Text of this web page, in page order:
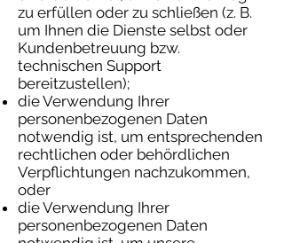
zu erfüllen oder zu schließen (z. B.
um Ihnen die Dienste selbst oder
Kundenbetreuung bzw.
technischen Support
bereitzustellen);
die Verwendung Ihrer
personenbezogenen Daten
notwendig ist, um entsprechenden
rechtlichen oder behördlichen
Verpflichtungen nachzukommen,
oder
die Verwendung Ihrer
personenbezogenen Daten